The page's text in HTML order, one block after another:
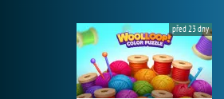
před 23 dny